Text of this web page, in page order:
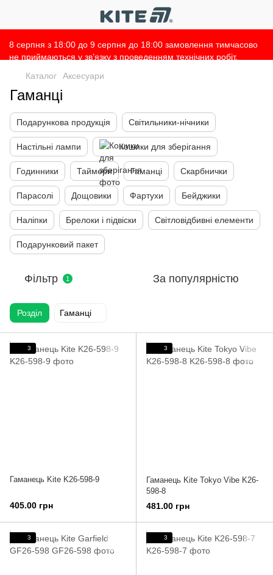
8 серпня з 18:00 до 9 серпня до 18:00 замовлення тимчасово
не приймаються у зв’язку з проведенням технічних робіт.
за розуміння 💛
Каталог Аксесуари
Гаманці
Подарункова продукція Світильники-нічники
Настільні лампи Кошики для зберігання
Годинники Таймери Гаманці Скарбнички
Парасолі Дощовики Фартухи Бейджики
Наліпки Брелоки і підвіски Світловідбивні елементи
Подарунковий пакет
Фільтр 1 За популярністю
Розділ Гаманці
3
Гаманець Kite K26-598-9
405.00 грн
3
Гаманець Kite Tokyo Vibe K26-
598-8
481.00 грн
3 3